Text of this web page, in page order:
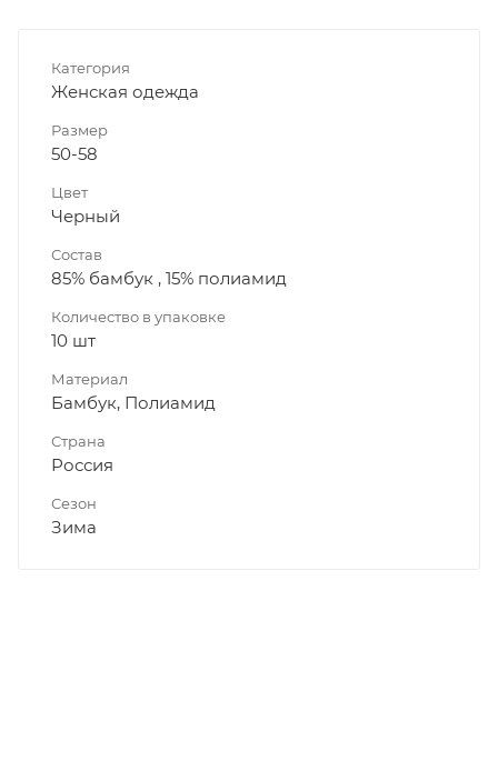
Категория
Женская одежда
Размер
50-58
Цвет
Черный
Состав
85% бамбук , 15% полиамид
Количество в упаковке
10 шт
Материал
Бамбук, Полиамид
Страна
Россия
Сезон
Зима